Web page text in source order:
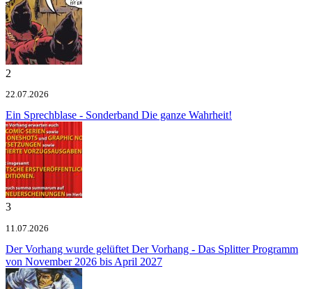
2
22.07.2026
Ein Sprechblase - Sonderband Die ganze Wahrheit!
3
11.07.2026
Der Vorhang wurde gelüftet Der Vorhang - Das Splitter Programm
von November 2026 bis April 2027